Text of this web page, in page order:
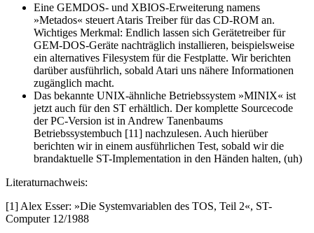
Eine GEMDOS- und XBIOS-Erweiterung namens
»Metados« steuert Ataris Treiber für das CD-ROM an.
Wichtiges Merkmal: Endlich lassen sich Gerätetreiber für
GEM-DOS-Geräte nachträglich installieren, beispielsweise
ein alternatives Filesystem für die Festplatte. Wir berichten
darüber ausführlich, sobald Atari uns nähere Informationen
zugänglich macht.
Das bekannte UNIX-ähnliche Betriebssystem »MINIX« ist
jetzt auch für den ST erhältlich. Der komplette Sourcecode
der PC-Version ist in Andrew Tanenbaums
Betriebssystembuch [11] nachzulesen. Auch hierüber
berichten wir in einem ausführlichen Test, sobald wir die
brandaktuelle ST-Implementation in den Händen halten, (uh)
Literaturnachweis:
[1] Alex Esser: »Die Systemvariablen des TOS, Teil 2«, ST-
Computer 12/1988